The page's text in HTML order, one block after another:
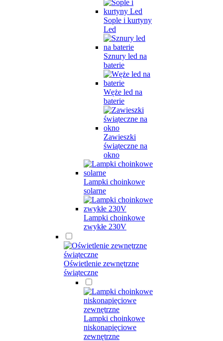
Sople i kurtyny
Led
Sznury led na
baterie
Węże led na
baterie
Zawieszki
świąteczne na
okno
Lampki choinkowe
solarne
Lampki choinkowe
zwykłe 230V
Oświetlenie zewnętrzne
świąteczne
Lampki choinkowe
niskonapięciowe
zewnętrzne